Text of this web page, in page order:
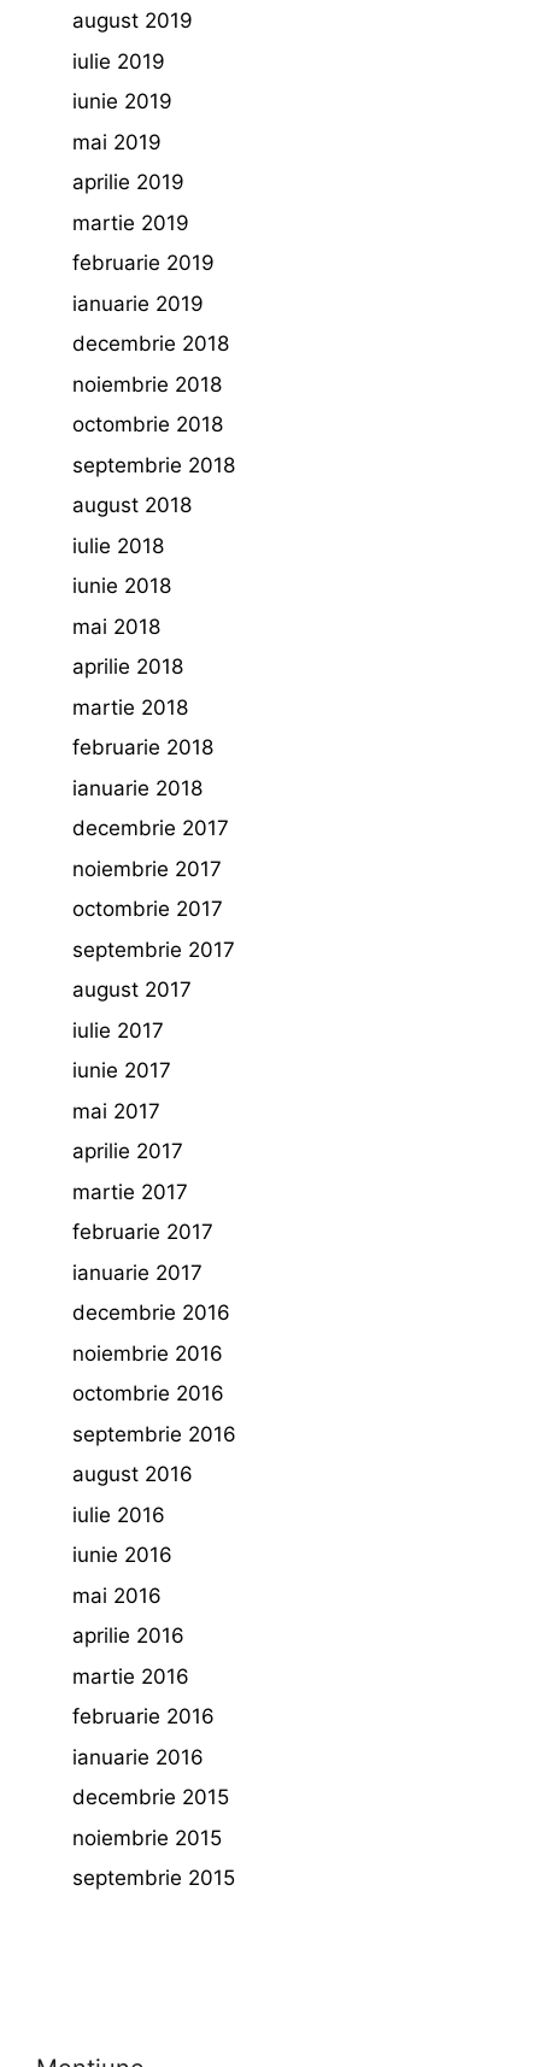
august 2019
iulie 2019
iunie 2019
mai 2019
aprilie 2019
martie 2019
februarie 2019
ianuarie 2019
decembrie 2018
noiembrie 2018
octombrie 2018
septembrie 2018
august 2018
iulie 2018
iunie 2018
mai 2018
aprilie 2018
martie 2018
februarie 2018
ianuarie 2018
decembrie 2017
noiembrie 2017
octombrie 2017
septembrie 2017
august 2017
iulie 2017
iunie 2017
mai 2017
aprilie 2017
martie 2017
februarie 2017
ianuarie 2017
decembrie 2016
noiembrie 2016
octombrie 2016
septembrie 2016
august 2016
iulie 2016
iunie 2016
mai 2016
aprilie 2016
martie 2016
februarie 2016
ianuarie 2016
decembrie 2015
noiembrie 2015
septembrie 2015